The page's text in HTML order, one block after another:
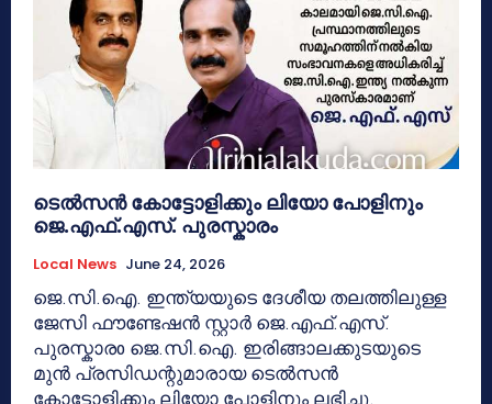
ടെൽസൻ കോട്ടോളിക്കും ലിയോ പോളിനും
ജെ.എഫ്.എസ്. പുരസ്കാരം
Local News June 24, 2026
ജെ.സി.ഐ. ഇന്ത്യയുടെ ദേശീയ തലത്തിലുള്ള
ജേസി ഫൗണ്ടേഷൻ സ്റ്റാർ ജെ.എഫ്.എസ്.
പുരസ്കാരo ജെ.സി.ഐ. ഇരിങ്ങാലക്കുടയുടെ
മുൻ പ്രസിഡന്റുമാരായ ടെൽസൻ
കോട്ടോളിക്കും ലിയോ പോളിനും ലഭിച്ചു.